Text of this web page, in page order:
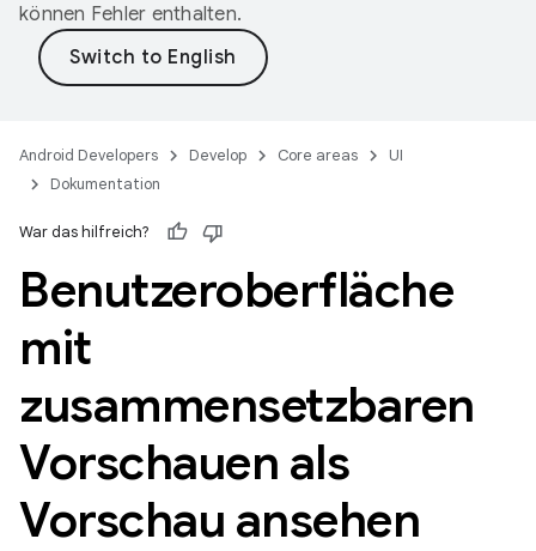
können Fehler enthalten.
Android Developers Develop Core areas
UI
Dokumentation
War das hilfreich?
Benutzeroberfläche
mit
zusammensetzbaren
Vorschauen als
Vorschau ansehen